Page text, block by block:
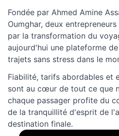
Fondée par Ahmed Amine
Oumghar, deux
par la transformation du
aujourd'hui une plateforme
trajets sans stress dans le
Fiabilité, tarifs abordables et
sont au cœur de tout ce que
chaque passager profite du
de la tranquillité d'esprit de
destination finale.